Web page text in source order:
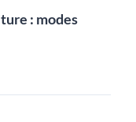
: modes